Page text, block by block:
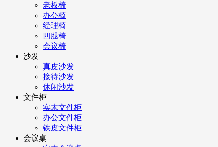
老板椅
办公椅
经理椅
四腿椅
会议椅
沙发
真皮沙发
接待沙发
休闲沙发
文件柜
实木文件柜
办公文件柜
铁皮文件柜
会议桌